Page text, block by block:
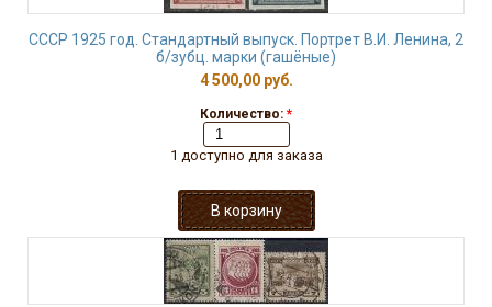
СССР 1925 год. Стандартный выпуск. Портрет В.И. Ленина, 2
б/зубц. марки (гашёные)
4 500,00 руб.
Количество: *
1 доступно для заказа